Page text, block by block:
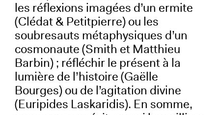
les réflexions imagées d’un ermite
(Clédat & Petitpierre) ou les
soubresauts métaphysiques d’un
cosmonaute (Smith et Matthieu
Barbin) ; réfléchir le présent à la
lumière de l’histoire (Gaëlle
Bourges) ou de l’agitation divine
(Euripides Laskaridis). En somme,